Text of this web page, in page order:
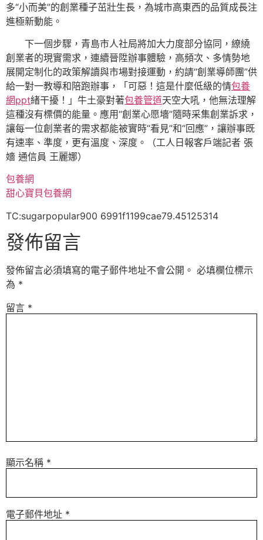
多“小而美”的創業種子茁壯生長，為城市高東西的品質成長注
進極新動能。
下一個步驟，青島市人社局將加大力度部分協同，繚繞
創業者的現實需求，連續晉陞辦事體驗，高頻次、多情勢地
展開定制化的政策解讀與市場對接運動，約請“創業導師團”供
給一對一教導和陪跑辦事，「可惡！這是什麼低級的情包養
網ppt緒干擾！」牛土豪對著包養管道天空大吼，他無法理解
這種沒有標價的能量。應用“創業心愿墻”隨時采集創業訴求，
讓每一位創業者的需求都能被實時“看見”和“回應”，讓辦事既
有速率、準度，更有溫度、深度。（工人日報客戶端記者 張
嬙 通信員 王麗娜）
包養網
甜心寶貝包養網
TC:sugarpopular900 6991f1199cae79.45125314
發佈留言
發佈留言必須填寫的電子郵件地址不會公開。 必填欄位標示
為 *
留言 *
顯示名稱 *
電子郵件地址 *